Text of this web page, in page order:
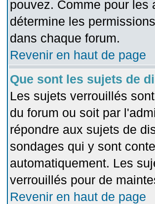
pouvez. Comme pour les
détermine les
dans chaque forum.
Revenir en haut de page
Que sont les sujets de
Les sujets verrouillés
du forum ou soit par
répondre aux sujets de
sondages qui y sont
automatiquement. Les
verrouillés pour de
Revenir en haut de page